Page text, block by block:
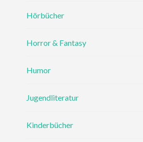
Hörbücher
Horror & Fantasy
Humor
Jugendliteratur
Kinderbücher